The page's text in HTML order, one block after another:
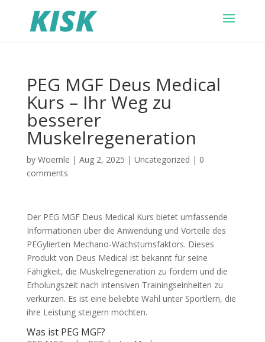
PEG MGF Deus Medical
Kurs – Ihr Weg zu
besserer
Muskelregeneration
by Woernle | Aug 2, 2025 | Uncategorized | 0
comments
Der PEG MGF Deus Medical Kurs bietet umfassende
Informationen über die Anwendung und Vorteile des
PEGylierten Mechano-Wachstumsfaktors. Dieses
Produkt von Deus Medical ist bekannt für seine
Fähigkeit, die Muskelregeneration zu fördern und die
Erholungszeit nach intensiven Trainingseinheiten zu
verkürzen. Es ist eine beliebte Wahl unter Sportlern, die
ihre Leistung steigern möchten.
Was ist PEG MGF?